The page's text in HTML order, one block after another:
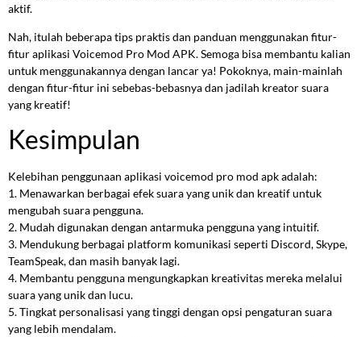
aktif.
Nah, itulah beberapa tips praktis dan panduan menggunakan fitur-
fitur aplikasi Voicemod Pro Mod APK. Semoga bisa membantu kalian
untuk menggunakannya dengan lancar ya! Pokoknya, main-mainlah
dengan fitur-fitur ini sebebas-bebasnya dan jadilah kreator suara
yang kreatif!
Kesimpulan
Kelebihan penggunaan aplikasi voicemod pro mod apk adalah:
1. Menawarkan berbagai efek suara yang unik dan kreatif untuk
mengubah suara pengguna.
2. Mudah digunakan dengan antarmuka pengguna yang intuitif.
3. Mendukung berbagai platform komunikasi seperti Discord, Skype,
TeamSpeak, dan masih banyak lagi.
4. Membantu pengguna mengungkapkan kreativitas mereka melalui
suara yang unik dan lucu.
5. Tingkat personalisasi yang tinggi dengan opsi pengaturan suara
yang lebih mendalam.